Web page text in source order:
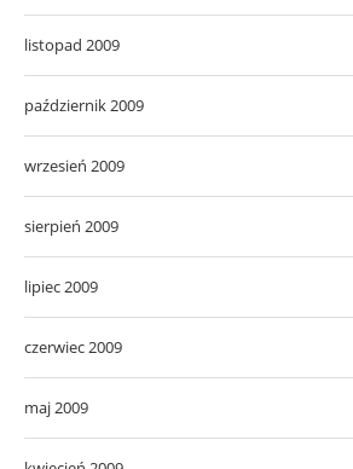
listopad 2009
październik 2009
wrzesień 2009
sierpień 2009
lipiec 2009
czerwiec 2009
maj 2009